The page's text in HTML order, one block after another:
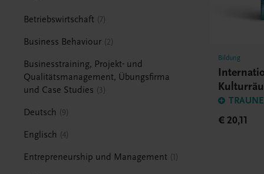
Betriebswirtschaft 7
Business Behaviour 2
Businesstraining, Projekt- und
Qualitätsmanagement, Übungsfirma
und Case Studies
3
Deutsch 9
Englisch 4
Entrepreneurship und Management 1
Bildung
€ 20,11